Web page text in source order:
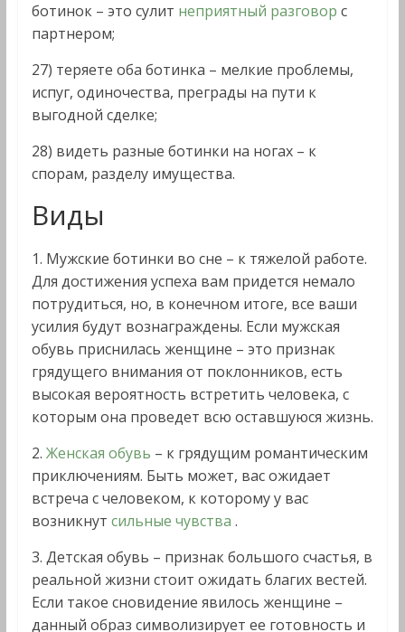
ботинок – это сулит неприятный разговор с
партнером;
27) теряете оба ботинка – мелкие проблемы,
испуг, одиночества, преграды на пути к
выгодной сделке;
28) видеть разные ботинки на ногах – к
спорам, разделу имущества.
Виды
1. Мужские ботинки во сне – к тяжелой работе.
Для достижения успеха вам придется немало
потрудиться, но, в конечном итоге, все ваши
усилия будут вознаграждены. Если мужская
обувь приснилась женщине – это признак
грядущего внимания от поклонников, есть
высокая вероятность встретить человека, с
которым она проведет всю оставшуюся жизнь.
2. Женская обувь – к грядущим романтическим
приключениям. Быть может, вас ожидает
встреча с человеком, к которому у вас
возникнут сильные чувства .
3. Детская обувь – признак большого счастья, в
реальной жизни стоит ожидать благих вестей.
Если такое сновидение явилось женщине –
данный образ символизирует ее готовность и